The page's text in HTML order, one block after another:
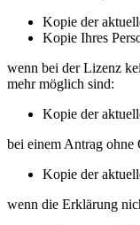
Kopie der
Kopie Ihres
wenn bei der Lizenz
mehr möglich sind:
Kopie der
bei einem Antrag ohne
Kopie der
wenn die Erklärung